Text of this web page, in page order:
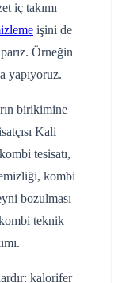
iç takımı
işini de
Örneğin
yapıyoruz.
birikimine
Kali
tesisatı,
kombi
bozulması
teknik
kalorifer